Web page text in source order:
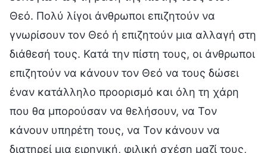
Θεό. Πολύ λίγοι άνθρωποι επιζητούν να
γνωρίσουν τον Θεό ή επιζητούν μια αλλαγή στη
διάθεσή τους. Κατά την πίστη τους, οι άνθρωποι
επιζητούν να κάνουν τον Θεό να τους δώσει
έναν κατάλληλο προορισμό και όλη τη χάρη
που θα μπορούσαν να θελήσουν, να Τον
κάνουν υπηρέτη τους, να Τον κάνουν να
διατηρεί μια ειρηνική, φιλική σχέση μαζί τους,